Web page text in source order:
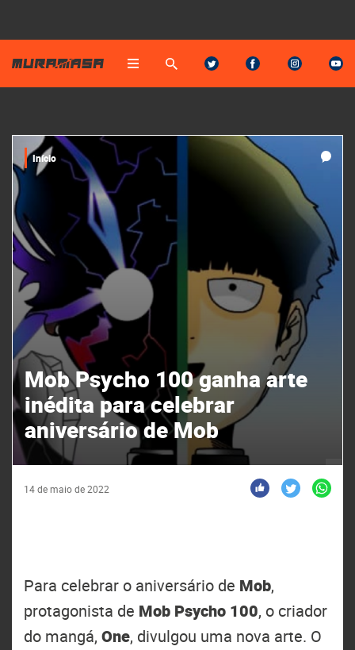
Início
Mob Psycho 100 ganha arte
inédita para celebrar
aniversário de Mob
14 de maio de 2022
Para celebrar o aniversário de Mob,
protagonista de Mob Psycho 100, o criador
do mangá, One, divulgou uma nova arte. O